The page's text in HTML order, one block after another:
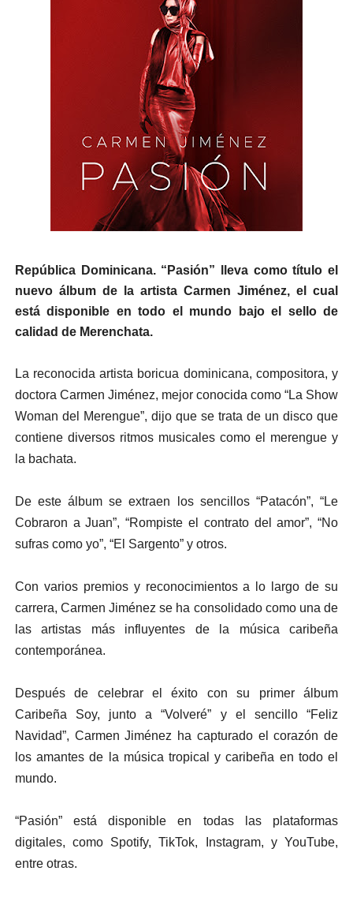
República Dominicana. “Pasión” lleva como título el
nuevo álbum de la artista Carmen Jiménez, el cual
está disponible en todo el mundo bajo el sello de
calidad de Merenchata.
La reconocida artista boricua dominicana, compositora, y
doctora Carmen Jiménez, mejor conocida como “La Show
Woman del Merengue”, dijo que se trata de un disco que
contiene diversos ritmos musicales como el merengue y
la bachata.
De este álbum se extraen los sencillos “Patacón”, “Le
Cobraron a Juan”, “Rompiste el contrato del amor”, “No
sufras como yo”, “El Sargento” y otros.
Con varios premios y reconocimientos a lo largo de su
carrera, Carmen Jiménez se ha consolidado como una de
las artistas más influyentes de la música caribeña
contemporánea.
Después de celebrar el éxito con su primer álbum
Caribeña Soy, junto a “Volveré” y el sencillo “Feliz
Navidad”, Carmen Jiménez ha capturado el corazón de
los amantes de la música tropical y caribeña en todo el
mundo.
“Pasión” está disponible en todas las plataformas
digitales, como Spotify, TikTok, Instagram, y YouTube,
entre otras.